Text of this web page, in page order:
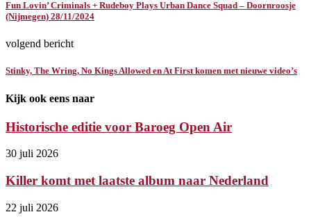
Fun Lovin’ Criminals + Rudeboy Plays Urban Dance Squad – Doornroosje
(Nijmegen) 28/11/2024
volgend bericht
Stinky, The Wring, No Kings Allowed en At First komen met nieuwe video’s
Kijk ook eens naar
Historische editie voor Baroeg Open Air
30 juli 2026
Killer komt met laatste album naar Nederland
22 juli 2026